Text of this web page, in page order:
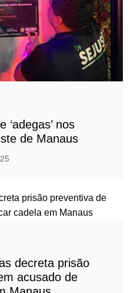
‘adegas’ nos
de Manaus
decreta prisão
acusado de